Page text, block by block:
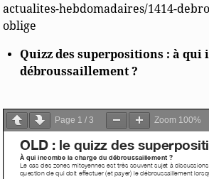
actualites-hebdomadaires/1414-
oblige
Quizz des superpositions : à qui
débroussaillement ?
Page 1 /3 Zoom 100%